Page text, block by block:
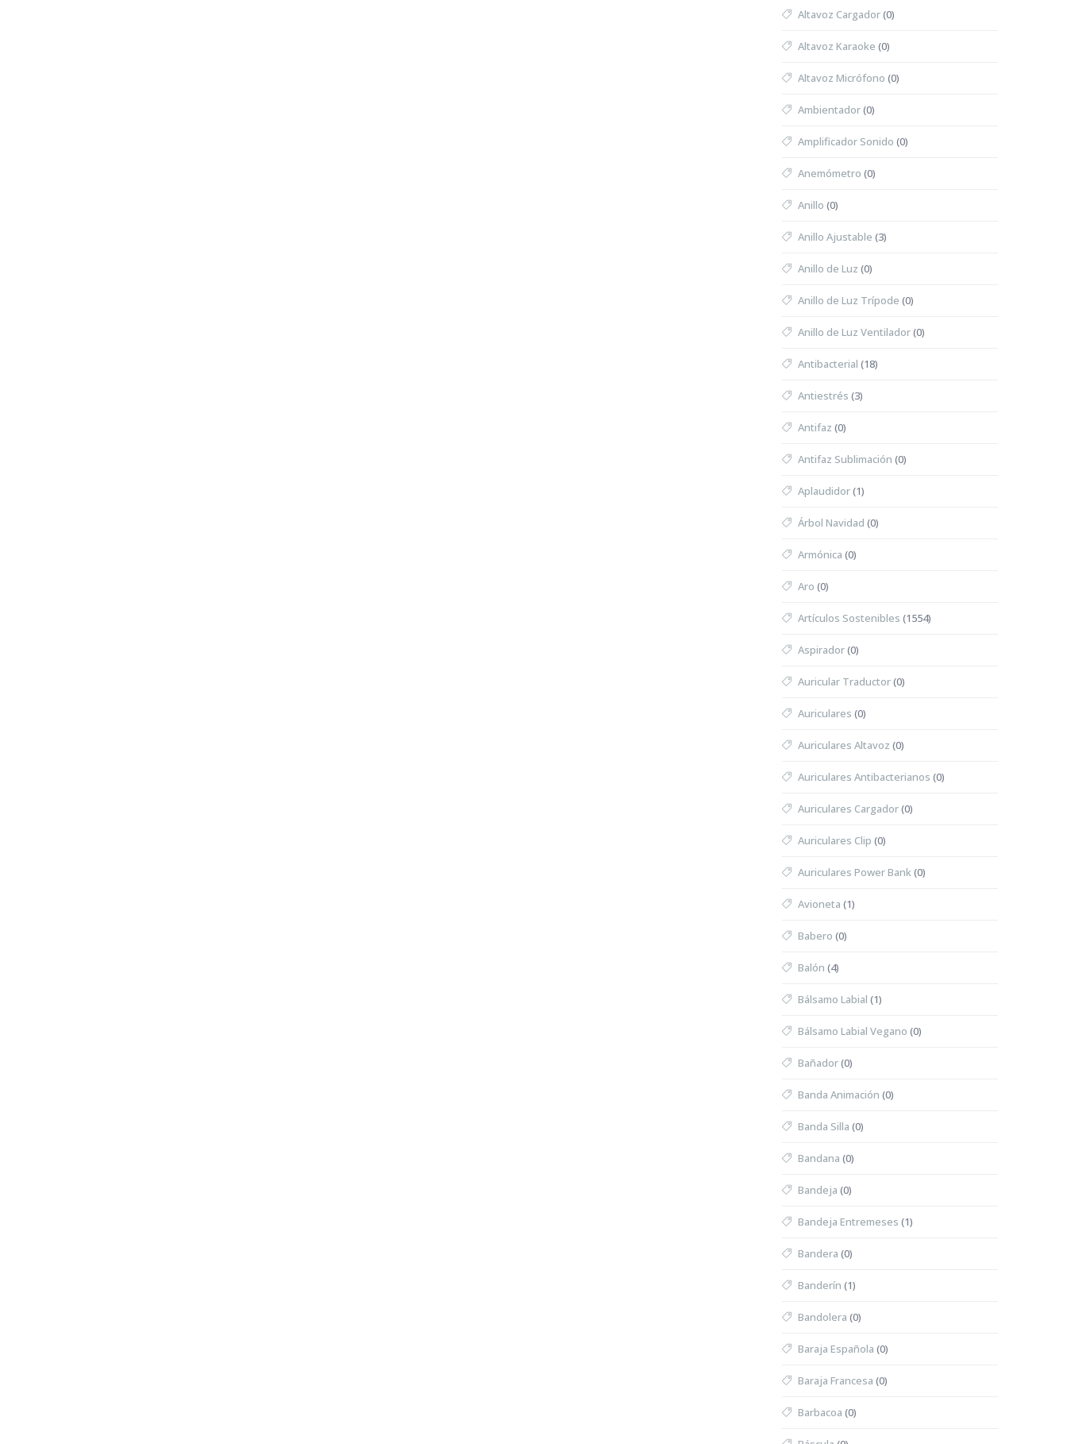
Altavoz Cargador(0)
Altavoz Karaoke (0)
Altavoz Micrófono (0)
Ambientador(0)
Amplificador Sonido (0)
Anemómetro (0)
Anillo (0)
Anillo Ajustable (3)
Anillo de Luz (0)
Anillo de Luz Trípode (0)
Anillo de Luz Ventilador(0)
Antibacterial (18)
Antiestrés (3)
Antifaz (0)
Antifaz Sublimación (0)
Aplaudidor(1)
Árbol Navidad (0)
Armónica (0)
Aro (0)
Artículos Sostenibles (1554)
Aspirador(0)
Auricular Traductor(0)
Auriculares (0)
Auriculares Altavoz (0)
Auriculares Antibacterianos (0)
Auriculares Cargador(0)
Auriculares Clip (0)
Auriculares Power Bank(0)
Avioneta (1)
Babero (0)
Balón (4)
Bálsamo Labial (1)
Bálsamo Labial Vegano (0)
Bañador(0)
Banda Animación (0)
Banda Silla (0)
Bandana (0)
Bandeja (0)
Bandeja Entremeses (1)
Bandera (0)
Banderín (1)
Bandolera (0)
Baraja Española (0)
Baraja Francesa (0)
Barbacoa (0)